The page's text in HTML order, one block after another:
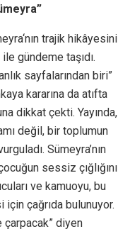
trajik hikâyesini
gündeme taşıdı.
sayfalarından biri”
kararına da atıfta
dikkat çekti. Yayında,
değil, bir toplumun
Sümeyra’nın
sessiz çığlığını
ve kamuoyu, bu
çağrıda bulunuyor.
çarpacak” diyen